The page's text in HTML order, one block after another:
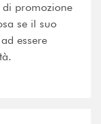
promozione
se il suo
essere